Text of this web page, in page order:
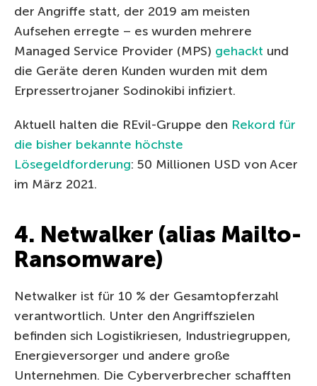
der Angriffe statt, der 2019 am meisten
Aufsehen erregte – es wurden mehrere
Managed Service Provider (MPS) gehackt und
die Geräte deren Kunden wurden mit dem
Erpressertrojaner Sodinokibi infiziert.
Aktuell halten die REvil-Gruppe den Rekord für
die bisher bekannte höchste
Lösegeldforderung: 50 Millionen USD von Acer
im März 2021.
4. Netwalker (alias Mailto-
Ransomware)
Netwalker ist für 10 % der Gesamtopferzahl
verantwortlich. Unter den Angriffszielen
befinden sich Logistikriesen, Industriegruppen,
Energieversorger und andere große
Unternehmen. Die Cyberverbrecher schafften